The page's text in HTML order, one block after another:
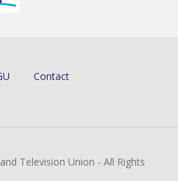
Contact
Television Union - All Rights